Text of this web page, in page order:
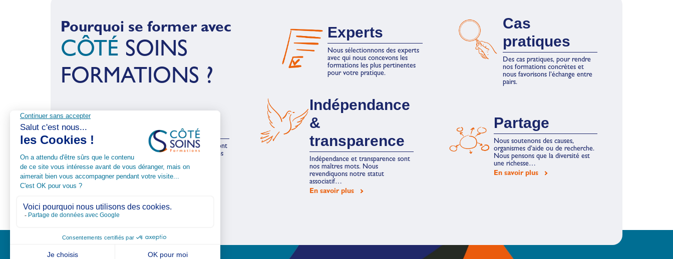
Cas
pratiques
Des cas pratiques, pour rendre
nos formations concrètes et
nous favorisons l’échange entre
pairs.
Experts
Nous sélectionnons des experts
avec qui nous concevons les
formations les plus pertinentes
pour votre pratique.
Pourquoi se former avec
CÔTÉ SOINS
FORMATIONS ?
Partage
Nous soutenons des causes,
organismes d’aide ou de recherche.
Nous pensons que la diversité est
une richesse…
En savoir plus
Indépendance
&
transparence
Indépendance et transparence sont
nos maîtres mots. Nous
revendiquons notre statut
associatif…
En savoir plus
Certification
Nos Organismes de formation sont
certifiés Qualiopi. Nos formations
sont agrées et contrôlées par
l’ANDPC et le FAF PM.